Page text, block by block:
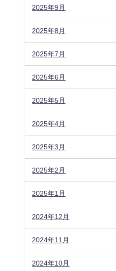
2025年9月
2025年8月
2025年7月
2025年6月
2025年5月
2025年4月
2025年3月
2025年2月
2025年1月
2024年12月
2024年11月
2024年10月